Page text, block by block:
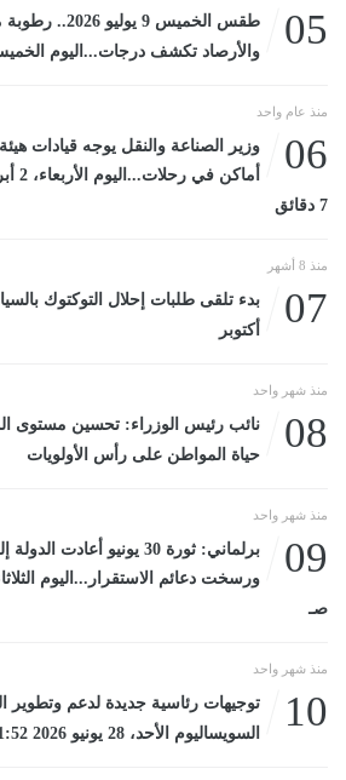
05
طقس الخميس 9
والأرصاد تكشف درجات...اليوم الخميس، 9 يوليو 2026
منذ عام واحد
06
وزير الصناعة والنقل يوجه قيادات
7 دقائق
منذ 8 أشهر
07
أكتوبر
منذ شهر واحد
08
نائب رئيس الوزراء: تحسين مستوى
حياة المواطن على رأس الأولويات
منذ شهر واحد
09
برلماني: ثورة 30 يونيو
صـ
منذ شهر واحد
10
توجيهات رئاسية جديدة لدعم وتطوير
السويساليوم الأحد، 28 يونيو 2026 01:52 مـ